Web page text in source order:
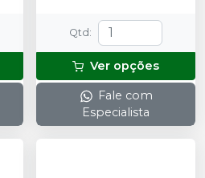
Qtd :
Ver opções
Fale com
Especialista